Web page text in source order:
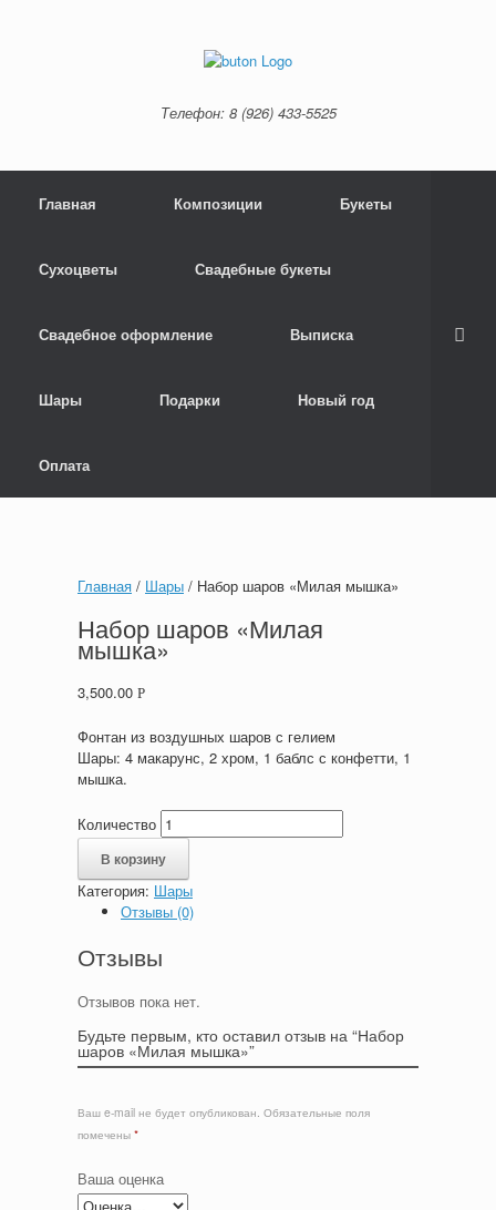
Телефон: 8 (926) 433-5525
Главная Композиции Букеты
Сухоцветы Свадебные букеты
Свадебное оформление Выписка
Шары Подарки Новый год
Оплата
Главная / Шары / Набор шаров «Милая мышка»
Набор шаров «Милая
мышка»
3,500.00 Р
Фонтан из воздушных шаров с гелием
Шары: 4 макарунс, 2 хром, 1 баблс с конфетти, 1
мышка.
Количество
В корзину
Категория: Шары
Отзывы (0)
Отзывы
Отзывов пока нет.
Будьте первым, кто оставил отзыв на “Набор
шаров «Милая мышка»”
Ваш e-mail не будет опубликован. Обязательные поля
помечены *
Ваша оценка